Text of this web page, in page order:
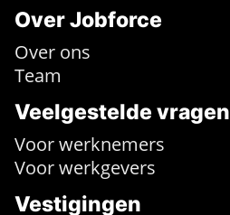
Over Jobforce
Over ons
Team
Veelgestelde vragen
Voor werknemers
Voor werkgevers
Vestigingen